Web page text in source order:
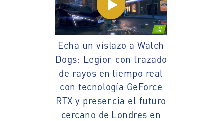
Echa un vistazo a Watch
Dogs: Legion con trazado
de rayos en tiempo real
con tecnología GeForce
RTX y presencia el futuro
cercano de Londres en